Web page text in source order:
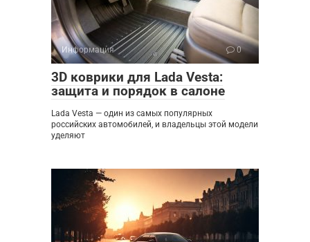
Информация 0
3D коврики для Lada Vesta:
защита и порядок в салоне
Lada Vesta — один из самых популярных
российских автомобилей, и владельцы этой модели
уделяют